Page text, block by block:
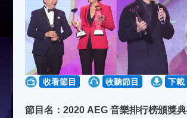
收看節目 收聽節目 下載
節目名：2020 AEG 音樂排行榜頒獎